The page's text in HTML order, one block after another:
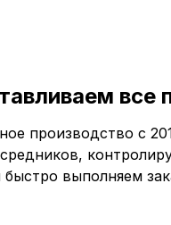
все
производство с
быстро выполняем